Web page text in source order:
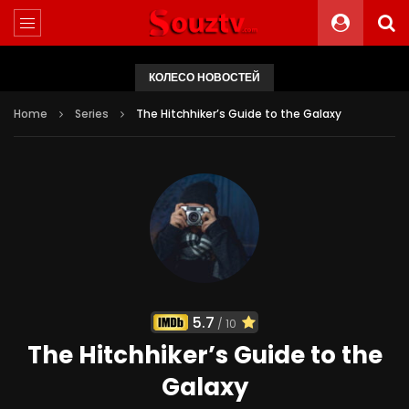
КОЛЕСО НОВОСТЕЙ
Home Series The Hitchhiker’s Guide to the Galaxy
5.7 / 10
The Hitchhiker’s Guide to the
Galaxy